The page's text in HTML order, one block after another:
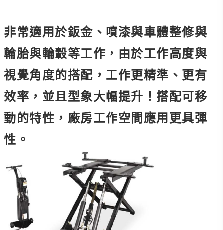
非常適用於鈑金、噴漆與車體整修與
輪胎與輪轂等工作，由於工作高度與
視覺角度的搭配，工作更精準、更有
效率，並且型象大幅提升！搭配可移
動的特性，廠房工作空間應用更具彈
性。